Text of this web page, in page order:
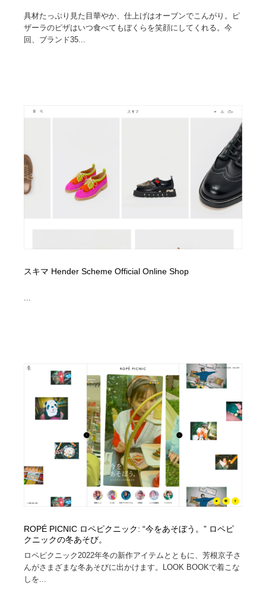
具材たっぷり見た目華やか、仕上げはオーブンでこんがり。ピ
ザーラのピザはいつ食べてもぼくらを笑顔にしてくれる。今
回、ブランド35...
スキマ Hender Scheme Official Online Shop
ROPÉ PICNIC ロペピクニック: “今をあそぼう。” ロペピ
クニックの冬あそび。
ロペピクニック2022年冬の新作アイテムとともに、芳根京子さ
んがさまざまな冬あそびに出かけます。LOOK BOOKで着こな
しを...